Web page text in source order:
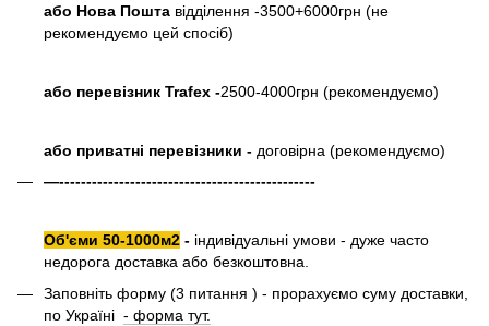
або Нова Пошта відділення -3500+6000грн (не
рекомендуємо цей спосіб)
або перевізник Trafex -2500-4000грн (рекомендуємо)
або приватні перевізники - договірна (рекомендуємо)
—-----------------------------------------------
Об'єми 50-1000м2 - індивідуальні умови - дуже часто
недорога доставка або безкоштовна.
Заповніть форму (3 питання ) - прорахуємо суму доставки,
по Україні - форма тут.